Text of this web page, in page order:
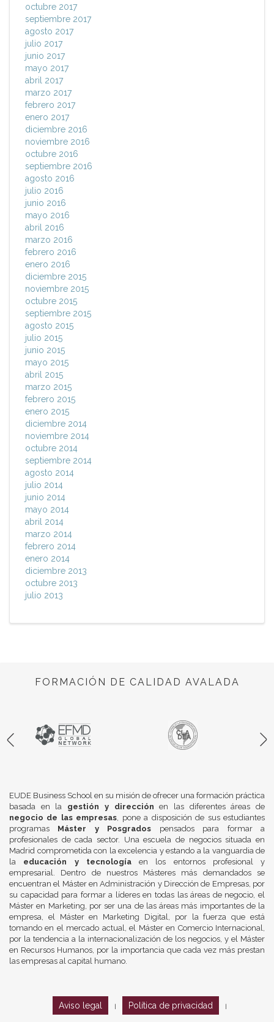
octubre 2017
septiembre 2017
agosto 2017
julio 2017
junio 2017
mayo 2017
abril 2017
marzo 2017
febrero 2017
enero 2017
diciembre 2016
noviembre 2016
octubre 2016
septiembre 2016
agosto 2016
julio 2016
junio 2016
mayo 2016
abril 2016
marzo 2016
febrero 2016
enero 2016
diciembre 2015
noviembre 2015
octubre 2015
septiembre 2015
agosto 2015
julio 2015
junio 2015
mayo 2015
abril 2015
marzo 2015
febrero 2015
enero 2015
diciembre 2014
noviembre 2014
octubre 2014
septiembre 2014
agosto 2014
julio 2014
junio 2014
mayo 2014
abril 2014
marzo 2014
febrero 2014
enero 2014
diciembre 2013
octubre 2013
julio 2013
FORMACIÓN DE CALIDAD AVALADA
EUDE Business School en su misión de ofrecer una formación práctica
basada en la gestión y dirección en las diferentes áreas de
negocio de las empresas , pone a disposición de sus estudiantes
programas Máster y Posgrados pensados para formar a
profesionales de cada sector. Una escuela de negocios situada en
Madrid comprometida con la excelencia y estando a la vanguardia de
la educación y tecnologíaen los entornos profesional y
empresarial. Dentro de nuestros Másteres más demandados se
encuentran el Máster en Administración y Dirección de Empresas, por
su capacidad para formar a líderes en todas las áreas de negocio, el
Máster en Marketing, por ser una de las áreas más importantes de la
empresa, el Máster en Marketing Digital, por la fuerza que está
tomando en el mercado actual, el Máster en Comercio Internacional,
por la tendencia a la internacionalización de los negocios, y el Máster
en Recursos Humanos, por la importancia que cada vez más prestan
las empresas al capital humano.
Aviso legal Política de privacidad